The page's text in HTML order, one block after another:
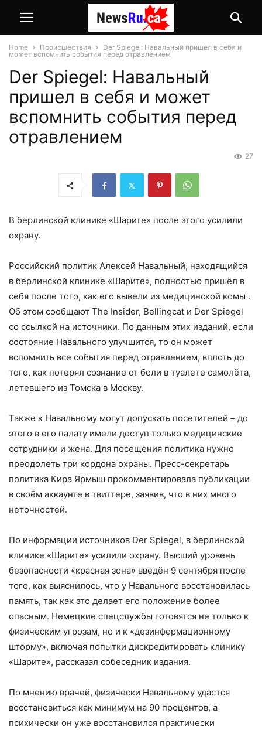
Home Происшествия
Der Spiegel: Навальный пришел в себя и
может вспомнить события перед отравлением
Der Spiegel: Навальный
пришел в себя и может
вспомнить события перед
отравлением
27
В берлинской клинике «Шарите» после этого усилили
охрану.
Российский политик Алексей Навальный, находящийся
в берлинской клинике «Шарите», полностью пришёл в
себя после того, как его вывели из медицинской комы .
Об этом сообщают The Insider, Bellingcat и Der Spiegel
со ссылкой на источники. По данным этих изданий, если
состояние Навального улучшится, то он может
вспомнить все события перед отравлением, вплоть до
того, как потерял сознание от боли в туалете самолёта,
летевшего из Томска в Москву.
Также к Навальному могут допускать посетителей – до
этого в его палату имели доступ только медицинские
сотрудники и жена. Для посещения политика нужно
преодолеть три кордона охраны. Пресс-секретарь
политика Кира Ярмыш прокомментировала публикации
в своём аккаунте в твиттере, заявив, что в них много
неточностей.
По информации источников Der Spiegel, в берлинской
клинике «Шарите» усилили охрану. Высший уровень
безопасности «красная зона» введён 9 сентября после
того, как выяснилось, что у Навального восстановилась
память, так как это делает его положение более
опасным. Немецкие спецслужбы готовятся не только к
физическим угрозам, но и к «дезинформационному
шторму», включая попытки дискредитировать клинику
«Шарите», рассказал собеседник издания.
По мнению врачей, физически Навальному удастся
восстановиться как минимум на 90 процентов, а
психически он уже восстановился практически